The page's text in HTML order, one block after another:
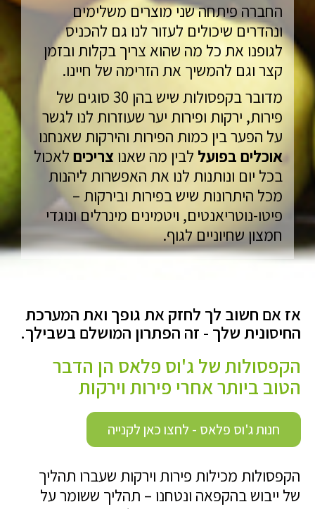
החברה פיתחה שני מוצרים משלימים
ונהדרים שיכולים לעזור לנו גם להכניס
לגופנו את כל מה שהוא צריך בקלות ובזמן
קצר וגם להמשיך את הזרימה של חיינו.
מדובר בקפסולות שיש בהן 30 סוגים של
פירות, ירקות ופירות יער שעוזרות לנו לגשר
על הפער בין כמות הפירות והירקות שאנחנו
אוכלים בפועל לבין מה שאנו צריכים לאכול
בכל יום ונותנות לנו את האפשרות ליהנות
מכל היתרונות שיש בפירות ובירקות –
פיטו-נוטריאנטים, ויטמינים מינרלים ונוגדי
חמצון שחיוניים לגוף.
אז אם חשוב לך לחזק את גופך ואת המערכת
החיסונית שלך - זה הפתרון המושלם בשבילך.
הקפסולות של ג'וס פלאס הן הדבר
הטוב ביותר אחרי פירות וירקות
חנות ג'וס פלאס - לחצו כאן לקנייה
הקפסולות מכילות פירות וירקות שעברו תהליך
של ייבוש בהקפאה ונטחנו – תהליך ששומר על